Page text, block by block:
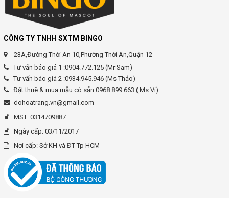
CÔNG TY TNHH SXTM BINGO
23A,Đường Thới An 10,Phường Thới An,Quận 12
Tư vấn báo giá 1 :0904.772.125 (Mr Sam)
Tư vấn báo giá 2 :0934.945.946 (Ms Thảo)
Đặt thuê & mua mẫu có sẵn 0968.899.663 ( Ms Vi)
dohoatrang.vn@gmail.com
MST: 0314709887
Ngày cấp: 03/11/2017
Nơi cấp: Sở KH và ĐT Tp HCM